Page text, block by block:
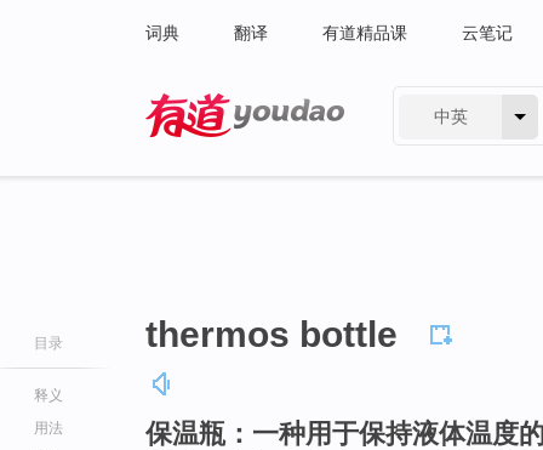
词典 翻译 有道精品课 云笔记
中英
目录
释义
用法
thermos bottle
保温瓶：一种用于保持液体温度